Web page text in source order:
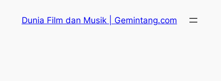
Dunia Film dan Musik | Gemintang.com